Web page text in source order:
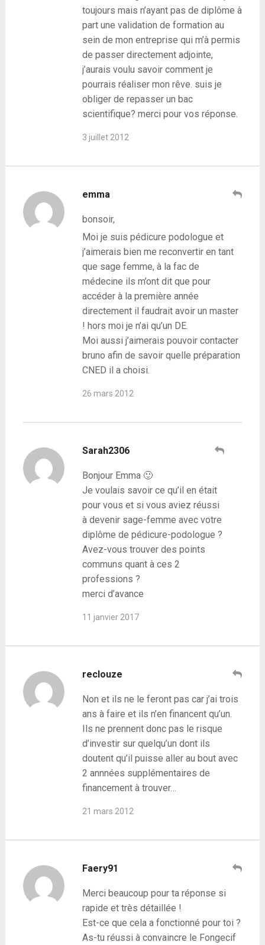
toujours mais n’ayant pas de diplôme à
part une validation de formation au
sein de mon entreprise qui m’à permis
de passer directement adjointe,
j’aurais voulu savoir comment je
pourrais réaliser mon rêve. suis je
obliger de repasser un bac
scientifique? merci pour vos réponse.
3 juillet 2012
emma
bonsoir,
Moi je suis pédicure podologue et
j’aimerais bien me reconvertir en tant
que sage femme, à la fac de
médecine ils m’ont dit que pour
accéder à la première année
directement il faudrait avoir un master
! hors moi je n’ai qu’un DE.
Moi aussi j’aimerais pouvoir contacter
bruno afin de savoir quelle préparation
CNED il a choisi.
26 mars 2012
Sarah2306
Bonjour Emma 🙂
Je voulais savoir ce qu’il en était
pour vous et si vous aviez réussi
à devenir sage-femme avec votre
diplôme de pédicure-podologue ?
Avez-vous trouver des points
communs quant à ces 2
professions ?
merci d’avance
11 janvier 2017
reclouze
Non et ils ne le feront pas car j’ai trois
ans à faire et ils n’en financent qu’un.
Ils ne prennent donc pas le risque
d’investir sur quelqu’un dont ils
doutent qu’il puisse aller au bout avec
2 annnées supplémentaires de
financement à trouver…
21 mars 2012
Faery91
Merci beaucoup pour ta réponse si
rapide et très détaillée !
Est-ce que cela a fonctionné pour toi ?
As-tu réussi à convaincre le Fongecif